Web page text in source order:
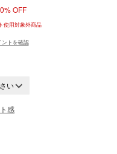
OFF
使用対象外商品
ントを確認
感